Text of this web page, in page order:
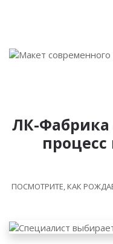
ЛК-Фабрика
ПОСМОТРИТЕ, КАК